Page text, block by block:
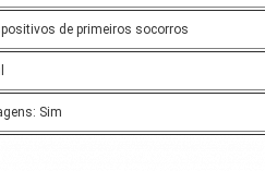
de primeiros socorros
Sim